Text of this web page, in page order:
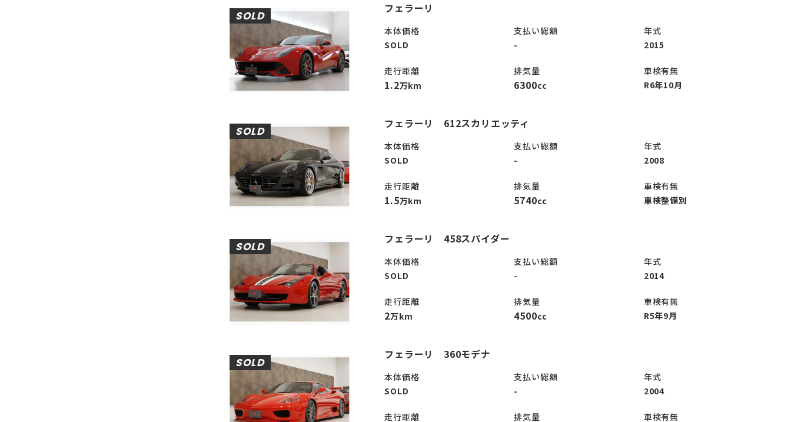
SOLD
フェラーリ
本体価格
SOLD
支払い総額
-
年式
2015
走行距離
1.2万km
排気量
6300cc
車検有無
R6年10月
SOLD
フェラーリ 612スカリエッティ
本体価格
SOLD
支払い総額
-
年式
2008
走行距離
1.5万km
排気量
5740cc
車検有無
車検整備別
SOLD
フェラーリ 458スパイダー
本体価格
SOLD
支払い総額
-
年式
2014
走行距離
2万km
排気量
4500cc
車検有無
R5年9月
SOLD
フェラーリ 360モデナ
本体価格
SOLD
支払い総額
-
年式
2004
走行距離 排気量 車検有無